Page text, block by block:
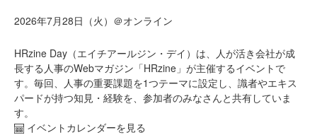
2026年7月28日（火）＠オンライン
HRzine Day（エイチアールジン・デイ）は、人が活き会社が成
長する人事のWebマガジン「HRzine」が主催するイベントで
す。毎回、人事の重要課題を1つテーマに設定し、識者やエキス
パードが持つ知見・経験を、参加者のみなさんと共有していま
す。
イベントカレンダーを見る